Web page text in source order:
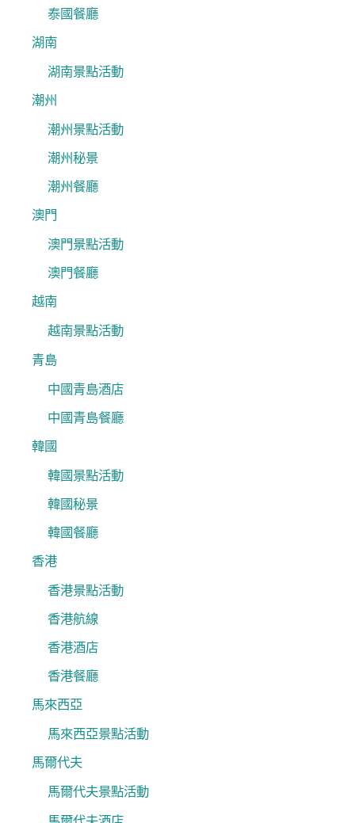
泰國餐廳
湖南
湖南景點活動
潮州
潮州景點活動
潮州秘景
潮州餐廳
澳門
澳門景點活動
澳門餐廳
越南
越南景點活動
青島
中國青島酒店
中國青島餐廳
韓國
韓國景點活動
韓國秘景
韓國餐廳
香港
香港景點活動
香港航線
香港酒店
香港餐廳
馬來西亞
馬來西亞景點活動
馬爾代夫
馬爾代夫景點活動